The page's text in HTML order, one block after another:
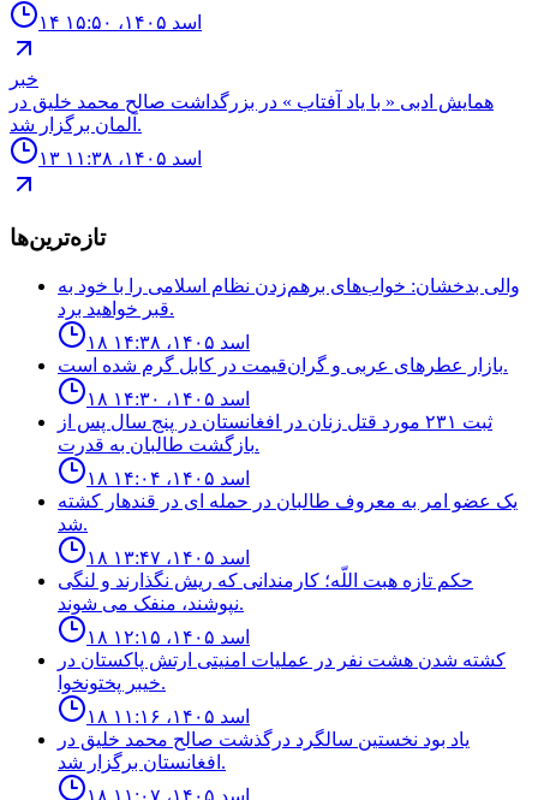
۱۴ اسد ۱۴۰۵، ۱۵:۵۰
خبر
همايش ادبى « با ياد آفتاب » در بزرگداشت صالح محمد خليق در
آلمان برگزار شد.
۱۳ اسد ۱۴۰۵، ۱۱:۳۸
تازه‌ترین‌ها
والی بدخشان: خواب‌های برهم‌زدن نظام اسلامی را با خود به
قبر خواهید برد.
۱۸ اسد ۱۴۰۵، ۱۴:۳۸
بازار عطرهای عربی و گران‌قیمت در کابل گرم شده است.
۱۸ اسد ۱۴۰۵، ۱۴:۳۰
ثبت ٢٣١ مورد قتل زنان در افغانستان در پنج سال پس از
بازگشت طالبان به قدرت.
۱۸ اسد ۱۴۰۵، ۱۴:۰۴
يک عضو امر به معروف طالبان در حمله اى در قندهار كشته
شد.
۱۸ اسد ۱۴۰۵، ۱۳:۴۷
حكم تازه هبت اللّه؛ كارمندانى كه ريش نگذارند و لنگى
نپوشند، منفک مى شوند.
۱۸ اسد ۱۴۰۵، ۱۲:۱۵
كشته شدن هشت نفر در عمليات امنيتى ارتش پاكستان در
خيبر پختونخوا.
۱۸ اسد ۱۴۰۵، ۱۱:۱۶
ياد بود نخستين سالگرد درگذشت صالح محمد خليق در
افغانستان برگزار شد.